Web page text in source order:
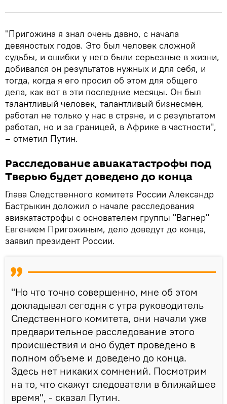
"Пригожина я знал очень давно, с начала
девяностых годов. Это был человек сложной
судьбы, и ошибки у него были серьезные в жизни,
добивался он результатов нужных и для себя, и
тогда, когда я его просил об этом для общего
дела, как вот в эти последние месяцы. Он был
талантливый человек, талантливый бизнесмен,
работал не только у нас в стране, и с результатом
работал, но и за границей, в Африке в частности",
– отметил Путин.
Расследование авиакатастрофы под
Тверью будет доведено до конца
Глава Следственного комитета России Александр
Бастрыкин доложил о начале расследования
авиакатастрофы с основателем группы "Вагнер"
Евгением Пригожиным, дело доведут до конца,
заявил президент России.
"Но что точно совершенно, мне об этом
докладывал сегодня с утра руководитель
Следственного комитета, они начали уже
предварительное расследование этого
происшествия и оно будет проведено в
полном объеме и доведено до конца.
Здесь нет никаких сомнений. Посмотрим
на то, что скажут следователи в ближайшее
время", - сказал Путин.